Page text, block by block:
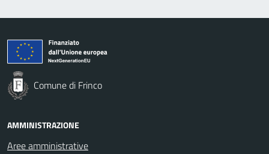
Comune di Frinco
AMMINISTRAZIONE
Aree amministrative